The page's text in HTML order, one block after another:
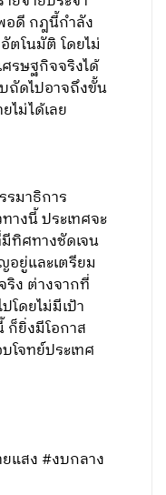
อดี กฎนี้กำลัง
ตโนมัติ โดยไม่
รษฐกิจจริงได้
ถัดไปอาจถึงขั้น
ม่ได้เลย
มาธิการ
งนี้ ประเทศจะ
ทิศทางชัดเจน
ยู่และเตรียม
ง ต่างจากที่
โดยไม่มีเป้า
ก็ยิ่งมีโอกาส
จทย์ประเทศ
แสง #งบกลาง